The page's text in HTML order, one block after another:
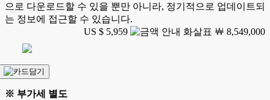
으로 다운로드할 수 있을 뿐만 아니라, 정기적으로 업데이트되
는 정보에 접근할 수 있습니다.
US $ 5,959
￦ 8,549,000
※ 부가세 별도